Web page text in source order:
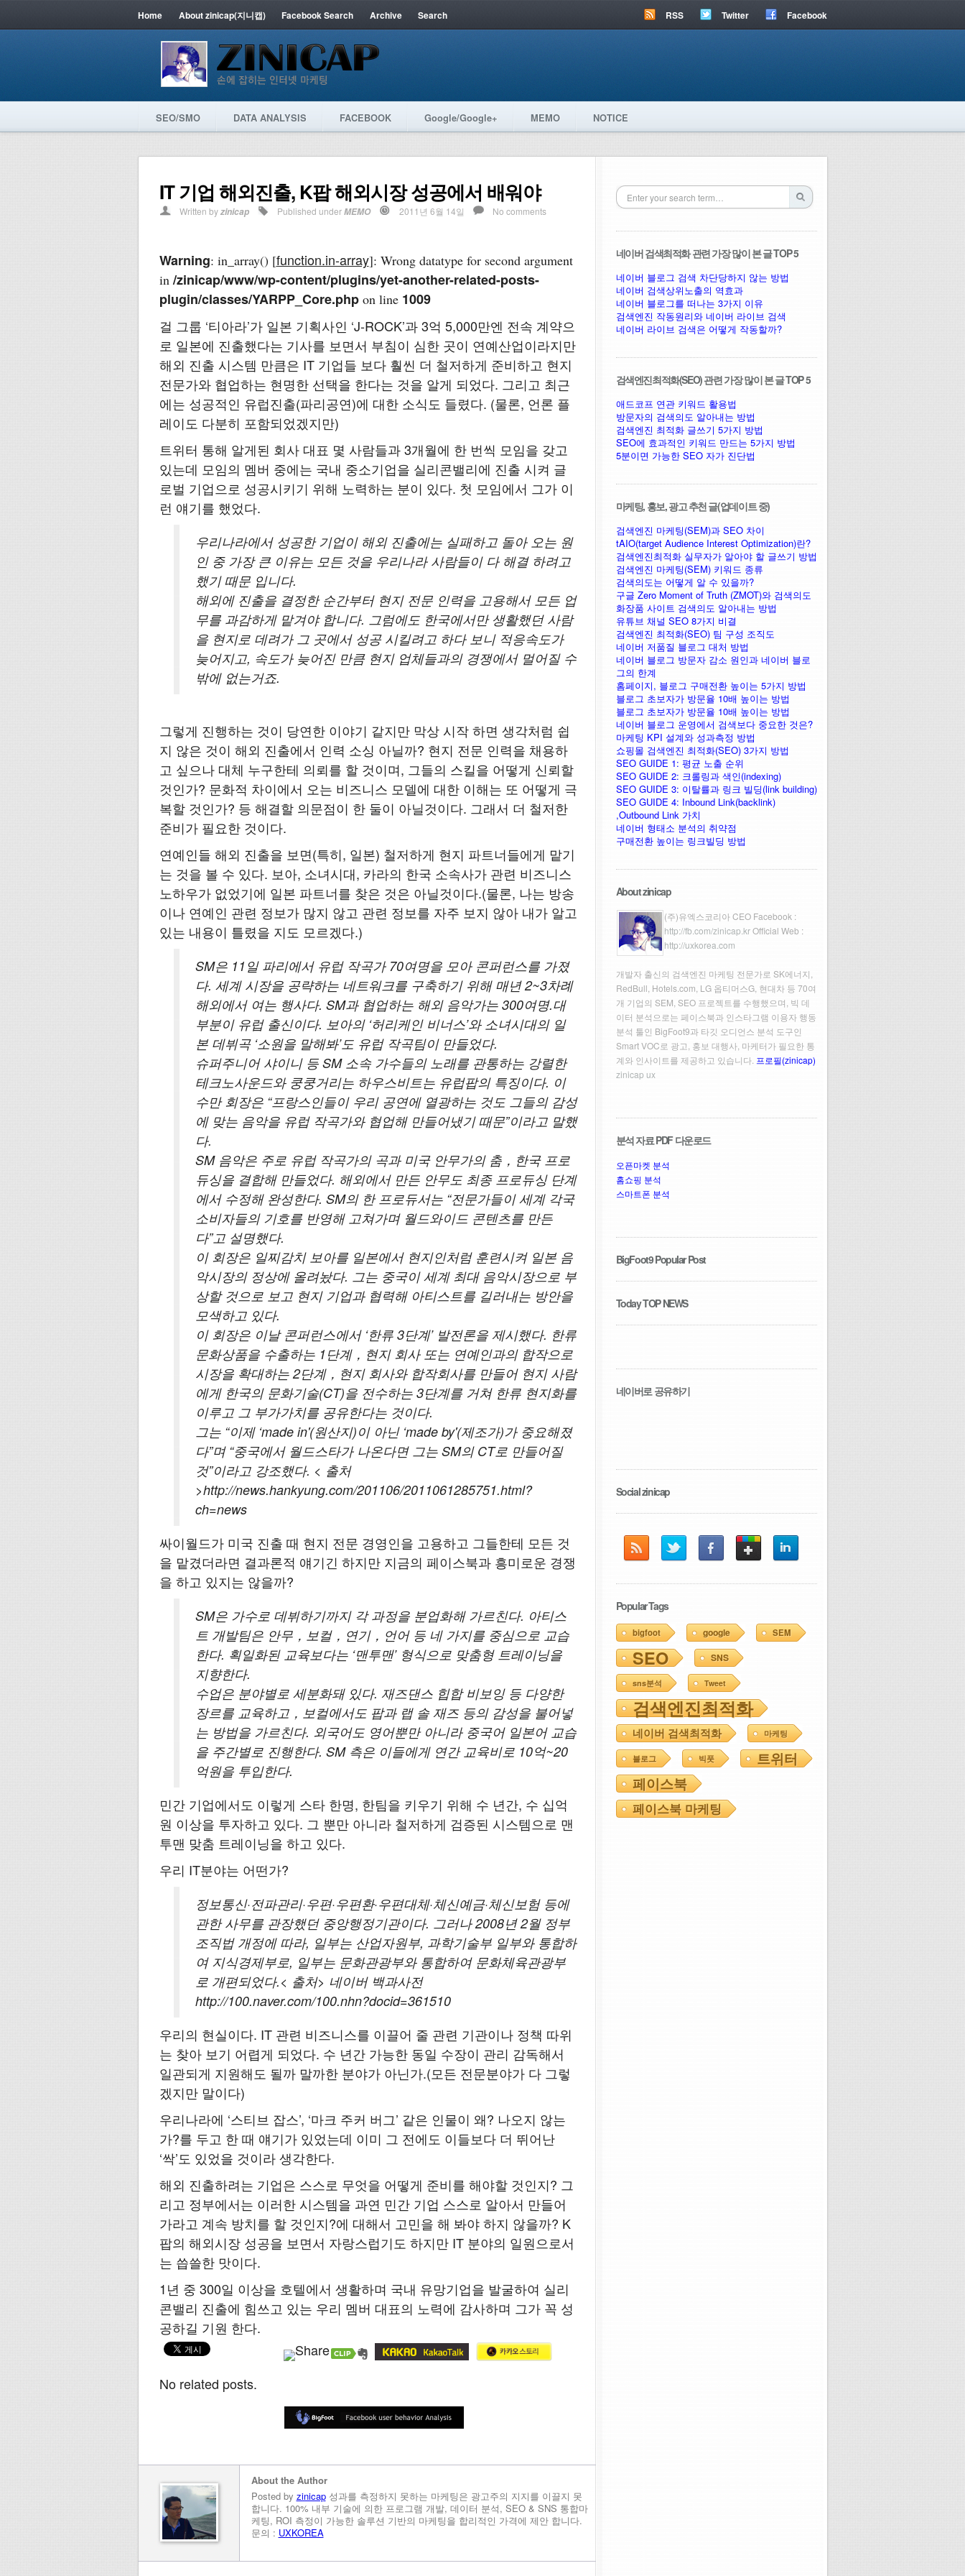
Home About zinicap(지니캡) Facebook Search Archive Search RSS Twitter Facebook
SEO/SMO DATA ANALYSIS FACEBOOK Google/Google+ MEMO NOTICE
IT 기업 해외진출, K팝 해외시장 성공에서 배워야
Written byzinicap Published underMEMO 2011년 6월 14일 No comments
Warning: in_array() [function.in-array]: Wrong datatype for second argument
in /zinicap/www/wp-content/plugins/yet-another-related-posts-
plugin/classes/YARPP_Core.phpon line 1009
걸 그룹 ‘티아라’가 일본 기획사인 ‘J-ROCK’과 3억 5,000만엔 전속 계약으
로 일본에 진출했다는 기사를 보면서 부침이 심한 곳이 연예산업이라지만
해외 진출 시스템 만큼은 IT 기업들 보다 훨씬 더 철저하게 준비하고 현지
전문가와 협업하는 현명한 선택을 한다는 것을 알게 되었다. 그리고 최근
에는 성공적인 유럽진출(파리공연)에 대한 소식도 들렸다. (물론, 언론 플
레이도 다분히 포함되었겠지만)
트위터 통해 알게된 회사 대표 몇 사람들과 3개월에 한 번씩 모임을 갖고
있는데 모임의 멤버 중에는 국내 중소기업을 실리콘밸리에 진출 시켜 글
로벌 기업으로 성공시키기 위해 노력하는 분이 있다. 첫 모임에서 그가 이
런 얘기를 했었다.
우리나라에서 성공한 기업이 해외 진출에는 실패하고 돌아 오는 원
인 중 가장 큰 이유는 모든 것을 우리나라 사람들이 다 해결 하려고
했기 때문 입니다.
해외에 진출을 결정한 순간부터 현지 전문 인력을 고용해서 모든 업
무를 과감하게 맡겨야 합니다. 그럼에도 한국에서만 생활했던 사람
을 현지로 데려가 그 곳에서 성공 시킬려고 하다 보니 적응속도가
늦어지고, 속도가 늦어진 만큼 현지 업체들과의 경쟁에서 멀어질 수
밖에 없는거죠.
그렇게 진행하는 것이 당연한 이야기 같지만 막상 시작 하면 생각처럼 쉽
지 않은 것이 해외 진출에서 인력 소싱 아닐까? 현지 전문 인력을 채용하
고 싶으나 대체 누구한테 의뢰를 할 것이며, 그들의 스킬을 어떻게 신뢰할
것인가? 문화적 차이에서 오는 비즈니스 모델에 대한 이해는 또 어떻게 극
복할 것인가? 등 해결할 의문점이 한 둘이 아닐것이다. 그래서 더 철저한
준비가 필요한 것이다.
연예인들 해외 진출을 보면(특히, 일본) 철저하게 현지 파트너들에게 맡기
는 것을 볼 수 있다. 보아, 소녀시대, 카라의 한국 소속사가 관련 비즈니스
노하우가 없었기에 일본 파트너를 찾은 것은 아닐것이다.(물론, 나는 방송
이나 연예인 관련 정보가 많지 않고 관련 정보를 자주 보지 않아 내가 알고
있는 내용이 틀렸을 지도 모르겠다.)
SM은 11일 파리에서 유럽 작곡가 70여명을 모아 콘퍼런스를 가졌
다. 세계 시장을 공략하는 네트워크를 구축하기 위해 매년 2~3차례
해외에서 여는 행사다. SM과 협업하는 해외 음악가는 300여명.대
부분이 유럽 출신이다. 보아의 ‘허리케인 비너스’와 소녀시대의 일
본 데뷔곡 ‘소원을 말해봐’도 유럽 작곡팀이 만들었다.
슈퍼주니어 샤이니 등 SM 소속 가수들의 노래를 관통하는 강렬한
테크노사운드와 쿵쿵거리는 하우스비트는 유럽팝의 특징이다. 이
수만 회장은 “프랑스인들이 우리 공연에 열광하는 것도 그들의 감성
에 맞는 음악을 유럽 작곡가와 협업해 만들어냈기 때문”이라고 말했
다.
SM 음악은 주로 유럽 작곡가의 곡과 미국 안무가의 춤，한국 프로
듀싱을 결합해 만들었다. 해외에서 만든 안무도 최종 프로듀싱 단계
에서 수정해 완성한다. SM의 한 프로듀서는 “전문가들이 세계 각국
소비자들의 기호를 반영해 고쳐가며 월드와이드 콘텐츠를 만든
다”고 설명했다.
이 회장은 일찌감치 보아를 일본에서 현지인처럼 훈련시켜 일본 음
악시장의 정상에 올려놨다. 그는 중국이 세계 최대 음악시장으로 부
상할 것으로 보고 현지 기업과 협력해 아티스트를 길러내는 방안을
모색하고 있다.
이 회장은 이날 콘퍼런스에서 ‘한류 3단계’ 발전론을 제시했다. 한류
문화상품을 수출하는 1단계，현지 회사 또는 연예인과의 합작으로
시장을 확대하는 2단계，현지 회사와 합작회사를 만들어 현지 사람
에게 한국의 문화기술(CT)을 전수하는 3단계를 거쳐 한류 현지화를
이루고 그 부가가치를 공유한다는 것이다.
그는 “이제 ‘made in'(원산지)이 아닌 ‘made by'(제조가)가 중요해졌
다”며 “중국에서 월드스타가 나온다면 그는 SM의 CT로 만들어질
것”이라고 강조했다. < 출처
>http://news.hankyung.com/201106/2011061285751.html?
ch=news
싸이월드가 미국 진출 때 현지 전문 경영인을 고용하고 그들한테 모든 것
을 맡겼더라면 결과론적 얘기긴 하지만 지금의 페이스북과 흥미로운 경쟁
을 하고 있지는 않을까?
SM은 가수로 데뷔하기까지 각 과정을 분업화해 가르친다. 아티스
트 개발팀은 안무，보컬，연기，언어 등 네 가지를 중심으로 교습
한다. 획일화된 교육보다는 ‘맨투맨’ 형식으로 맞춤형 트레이닝을
지향한다.
수업은 분야별로 세분화돼 있다. 재즈댄스 힙합 비보잉 등 다양한
장르를 교육하고，보컬에서도 팝과 랩 솔 재즈 등의 감성을 불어넣
는 방법을 가르친다. 외국어도 영어뿐만 아니라 중국어 일본어 교습
을 주간별로 진행한다. SM 측은 이들에게 연간 교육비로 10억~20
억원을 투입한다.
민간 기업에서도 이렇게 스타 한명, 한팀을 키우기 위해 수 년간, 수 십억
원 이상을 투자하고 있다. 그 뿐만 아니라 철저하게 검증된 시스템으로 맨
투맨 맞춤 트레이닝을 하고 있다.
우리 IT분야는 어떤가?
정보통신·전파관리·우편·우편환·우편대체·체신예금·체신보험 등에
관한 사무를 관장했던 중앙행정기관이다. 그러나 2008년 2월 정부
조직법 개정에 따라, 일부는 산업자원부, 과학기술부 일부와 통합하
여 지식경제부로, 일부는 문화관광부와 통합하여 문화체육관광부
로 개편되었다.< 출처> 네이버 백과사전
http://100.naver.com/100.nhn?docid=361510
우리의 현실이다. IT 관련 비즈니스를 이끌어 줄 관련 기관이나 정책 따위
는 찾아 보기 어렵게 되었다. 수 년간 가능한 동일 수장이 관리 감독해서
일관되게 지원해도 될까 말까한 분야가 아닌가.(모든 전문분야가 다 그렇
겠지만 말이다)
우리나라에 ‘스티브 잡스’, ‘마크 주커 버그’ 같은 인물이 왜? 나오지 않는
가?를 두고 한 때 얘기가 있었는데 이미 그 전에도 이들보다 더 뛰어난
‘싹’도 있었을 것이라 생각한다.
해외 진출하려는 기업은 스스로 무엇을 어떻게 준비를 해야할 것인지? 그
리고 정부에서는 이러한 시스템을 과연 민간 기업 스스로 알아서 만들어
가라고 계속 방치를 할 것인지?에 대해서 고민을 해 봐야 하지 않을까? K
팝의 해외시장 성공을 보면서 자랑스럽기도 하지만 IT 분야의 일원으로서
는 씁쓸한 맛이다.
1년 중 300일 이상을 호텔에서 생활하며 국내 유망기업을 발굴하여 실리
콘밸리 진출에 힘쓰고 있는 우리 멤버 대표의 노력에 감사하며 그가 꼭 성
공하길 기원 한다.
No related posts.
About the Author
Posted by zinicap성과를 측정하지 못하는 마케팅은 광고주의 지지를 이끌지 못
합니다. 100% 내부 기술에 의한 프로그램 개발, 데이터 분석, SEO & SNS 통합마
케팅, ROI 측정이 가능한 솔루션 기반의 마케팅을 합리적인 가격에 제안 합니다.
문의 : UXKOREA
네이버 검색최적화 관련 가장 많이 본 글 TOP 5
네이버 블로그 검색 차단당하지 않는 방법
네이버 검색상위노출의 역효과
네이버 블로그를 떠나는 3가지 이유
검색엔진 작동원리와 네이버 라이브 검색
네이버 라이브 검색은 어떻게 작동할까?
검색엔진최적화(SEO) 관련 가장 많이 본 글 TOP 5
애드코프 연관 키워드 활용법
방문자의 검색의도 알아내는 방법
검색엔진 최적화 글쓰기 5가지 방법
SEO에 효과적인 키워드 만드는 5가지 방법
5분이면 가능한 SEO 자가 진단법
마케팅, 홍보, 광고 추천 글(업데이트 중)
검색엔진 마케팅(SEM)과 SEO 차이
tAIO(target Audience Interest Optimization)란?
검색엔진최적화 실무자가 알아야 할 글쓰기 방법
검색엔진 마케팅(SEM) 키워드 종류
검색의도는 어떻게 알 수 있을까?
구글 Zero Moment of Truth (ZMOT)와 검색의도
화장품 사이트 검색의도 알아내는 방법
유튜브 채널 SEO 8가지 비결
검색엔진 최적화(SEO) 팀 구성 조직도
네이버 저품질 블로그 대처 방법
네이버 블로그 방문자 감소 원인과 네이버 블로
그의 한계
홈페이지, 블로그 구매전환 높이는 5가지 방법
블로그 초보자가 방문율 10배 높이는 방법
블로그 초보자가 방문율 10배 높이는 방법
네이버 블로그 운영에서 검색보다 중요한 것은?
마케팅 KPI 설계와 성과측정 방법
쇼핑몰 검색엔진 최적화(SEO) 3가지 방법
SEO GUIDE 1: 평균 노출 순위
SEO GUIDE 2: 크롤링과 색인(indexing)
SEO GUIDE 3: 이탈률과 링크 빌딩(link building)
SEO GUIDE 4: Inbound Link(backlink)
,Outbound Link 가치
네이버 형태소 분석의 취약점
구매전환 높이는 링크빌딩 방법
About zinicap
(주)유엑스코리아 CEO Facebook :
http://fb.com/zinicap.krOfficial Web :
http://uxkorea.com
개발자 출신의 검색엔진 마케팅 전문가로 SK에너지,
RedBull, Hotels.com, LG 옵티머스G, 현대차 등 70여
개 기업의 SEM, SEO 프로젝트를 수행했으며, 빅 데
이터 분석으로는 페이스북과 인스타그램 이용자 행동
분석 툴인 BigFoot9과 타깃 오디언스 분석 도구인
Smart VOC로 광고, 홍보 대행사, 마케터가 필요한 통
계와 인사이트를 제공하고 있습니다. 프로필(zinicap)
zinicap ux
분석 자료 PDF 다운로드
오픈마켓 분석
홈쇼핑 분석
스마트폰 분석
BigFoot9 Popular Post
Today TOP NEWS
네이버로 공유하기
Social zinicap
Popular Tags
bigfoot google SEM
SEO SNS
sns분석 Tweet
검색엔진최적화
네이버 검색최적화 마케팅
블로그 빅풋
트위터
페이스북
페이스북 마케팅